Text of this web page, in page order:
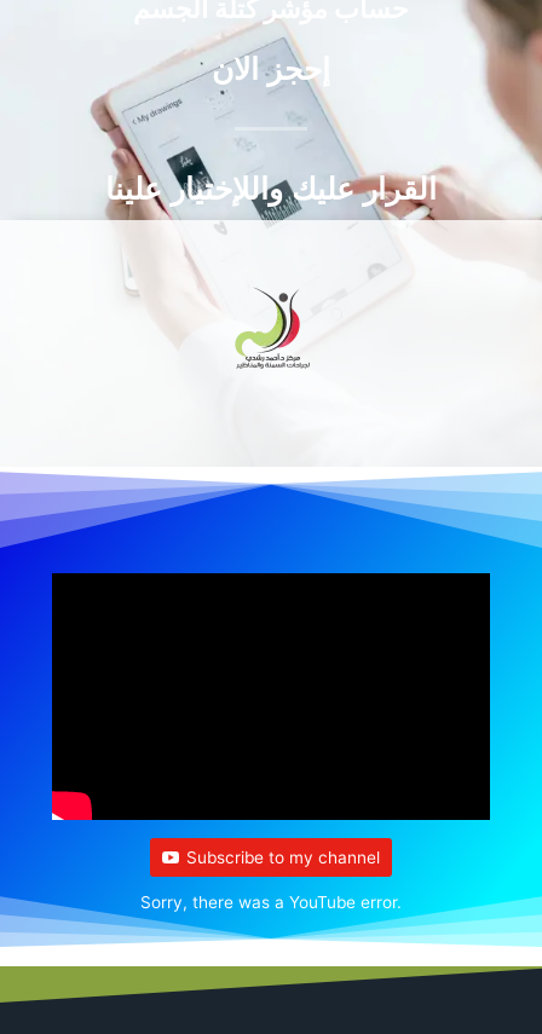
إحجز الان
القرار عليك واللإختيار علينا
Subscribe to my channel
Sorry, there was a YouTube error.